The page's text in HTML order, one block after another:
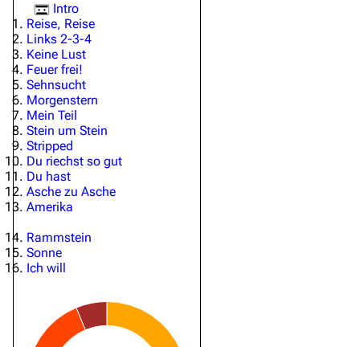
Intro
Reise, Reise
Links 2-3-4
Keine Lust
Feuer frei!
Sehnsucht
Morgenstern
Mein Teil
Stein um Stein
Stripped
Du riechst so gut
Du hast
Asche zu Asche
Amerika
Rammstein
Sonne
Ich will